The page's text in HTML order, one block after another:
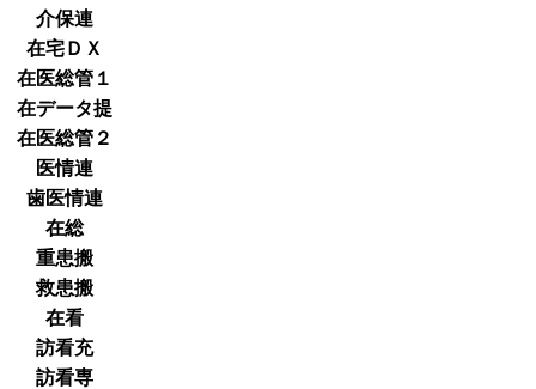
介保連
在宅ＤＸ
在医総管１
在データ提
在医総管２
医情連
歯医情連
在総
重患搬
救患搬
在看
訪看充
訪看専